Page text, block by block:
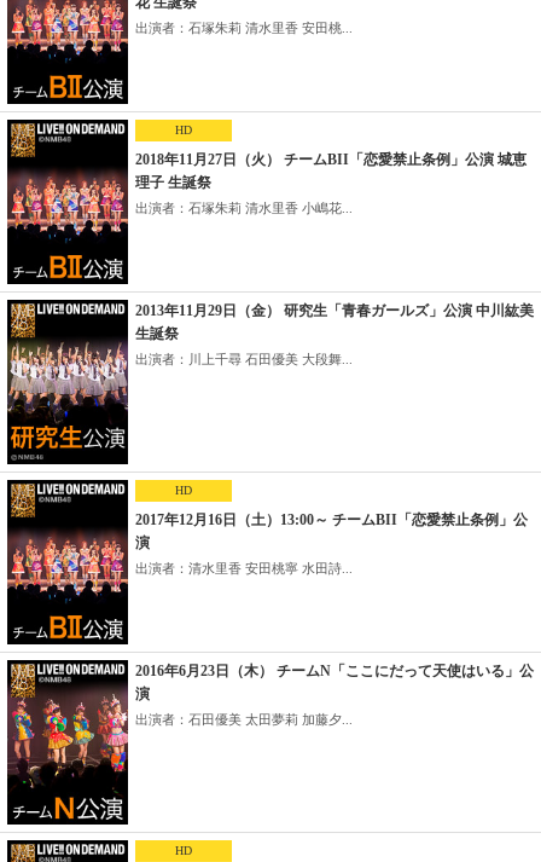
出演者：石塚朱莉 清水里香 安田桃...
HD
2018年11月27日（火） チームBII「恋愛禁止条例」公演 城恵
理子 生誕祭
出演者：石塚朱莉 清水里香 小嶋花...
2013年11月29日（金） 研究生「青春ガールズ」公演 中川紘美
生誕祭
出演者：川上千尋 石田優美 大段舞...
HD
2017年12月16日（土）13:00～ チームBII「恋愛禁止条例」公
演
出演者：清水里香 安田桃寧 水田詩...
2016年6月23日（木） チームN「ここにだって天使はいる」公
演
出演者：石田優美 太田夢莉 加藤夕...
HD